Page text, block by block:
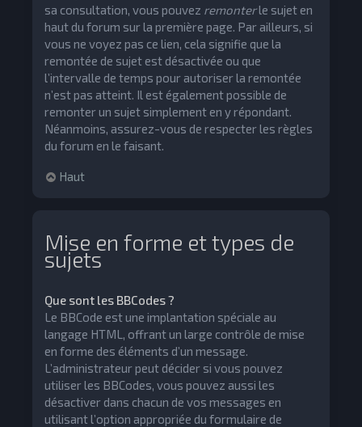
sa consultation, vous pouvez remonterle sujet en
haut du forum sur la première page. Par ailleurs, si
vous ne voyez pas ce lien, cela signifie que la
remontée de sujet est désactivée ou que
l’intervalle de temps pour autoriser la remontée
n’est pas atteint. Il est également possible de
remonter un sujet simplement en y répondant.
Néanmoins, assurez-vous de respecter les règles
du forum en le faisant.
Haut
Mise en forme et types de
sujets
Que sont les BBCodes ?
Le BBCode est une implantation spéciale au
langage HTML, offrant un large contrôle de mise
en forme des éléments d’un message.
L’administrateur peut décider si vous pouvez
utiliser les BBCodes, vous pouvez aussi les
désactiver dans chacun de vos messages en
utilisant l’option appropriée du formulaire de